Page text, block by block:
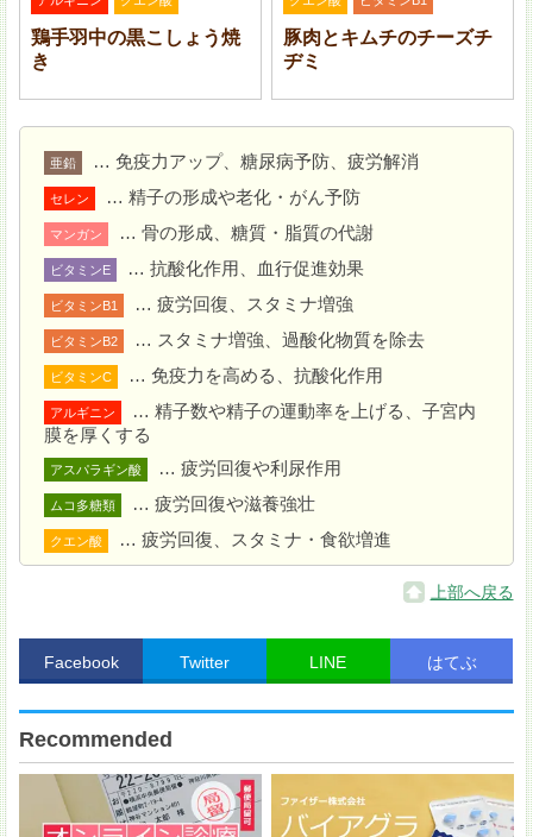
ゆで卵は粗みじん切りに、玉ねぎとピクルスはみじん切
りにする。ボウルに入れて (A) で和える。パセリをふ
る。
牡蠣に小麦粉、溶き卵、パン粉を順につけ、180 ℃ の
油できつね色になるまで揚げる。
鶏手羽中の黒こしょう焼
き
豚肉とキムチのチーズチ
ヂミ
亜鉛 … 免疫力アップ、糖尿病予防、疲労解消
セレン … 精子の形成や老化・がん予防
マンガン … 骨の形成、糖質・脂質の代謝
ビタミンE … 抗酸化作用、血行促進効果
ビタミンB1 … 疲労回復、スタミナ増強
ビタミンB2 … スタミナ増強、過酸化物質を除去
ビタミンC … 免疫力を高める、抗酸化作用
アルギニン
… 精子数や精子の運動率を上げる、子宮内
膜を厚くする
アスパラギン酸 … 疲労回復や利尿作用
ムコ多糖類 … 疲労回復や滋養強壮
クエン酸 … 疲労回復、スタミナ・食欲増進
上部へ戻る
Facebook Twitter LINE はてぶ
Recommended